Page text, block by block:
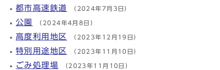
都市高速鉄道 （2024年7月3日）
公園 （2024年4月8日）
高度利用地区 （2023年12月19日）
特別用途地区 （2023年11月10日）
ごみ処理場 （2023年11月10日）